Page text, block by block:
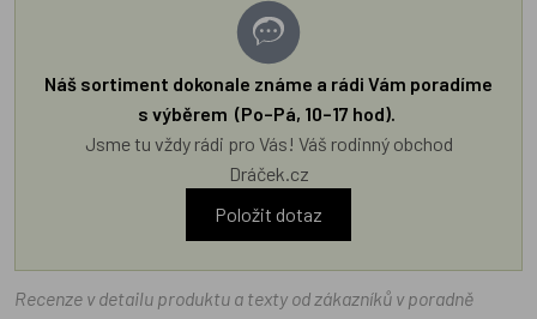
Náš sortiment dokonale známe a rádi Vám poradíme
s výběrem (Po–Pá, 10–17 hod).
Jsme tu vždy rádi pro Vás! Váš rodinný obchod
Dráček.cz
Položit dotaz
Recenze v detailu produktu a texty od zákazníků v poradně